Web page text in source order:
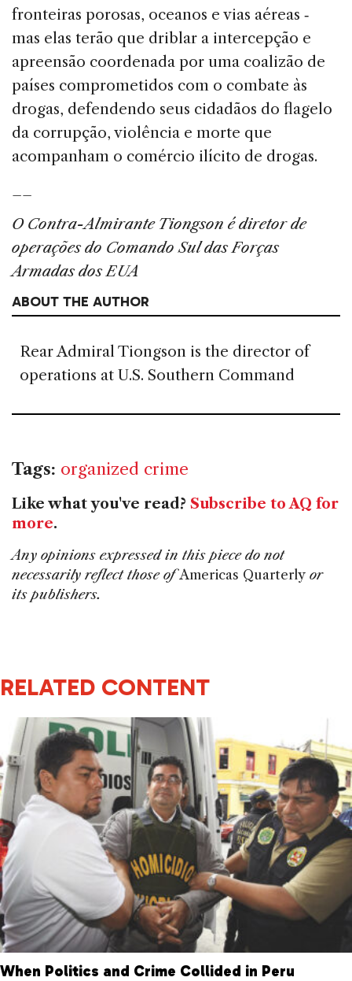
fronteiras porosas, oceanos e vias aéreas ‑
mas elas terão que driblar a intercepção e
apreensão coordenada por uma coalizão de
países comprometidos com o combate às
drogas, defendendo seus cidadãos do flagelo
da corrupção, violência e morte que
acompanham o comércio ilícito de drogas.
O Contra-Almirante Tiongson é diretor de
operações do Comando Sul das Forças
Armadas dos EUA
ABOUT THE AUTHOR
Rear Admiral Tiongson is the director of
operations at U.S. Southern Command
Tags: organized crime
Like what you've read? Subscribe to AQ for
more.
Any opinions expressed in this piece do not
necessarily reflect those ofAmericas Quarterly or
its publishers.
RELATED CONTENT
When Politics and Crime Collided in Peru